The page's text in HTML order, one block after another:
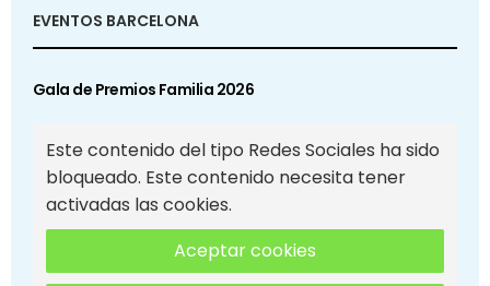
EVENTOS BARCELONA
Gala de Premios Familia 2026
Este contenido del tipo Redes Sociales ha sido
bloqueado. Este contenido necesita tener
activadas las cookies.
Aceptar cookies